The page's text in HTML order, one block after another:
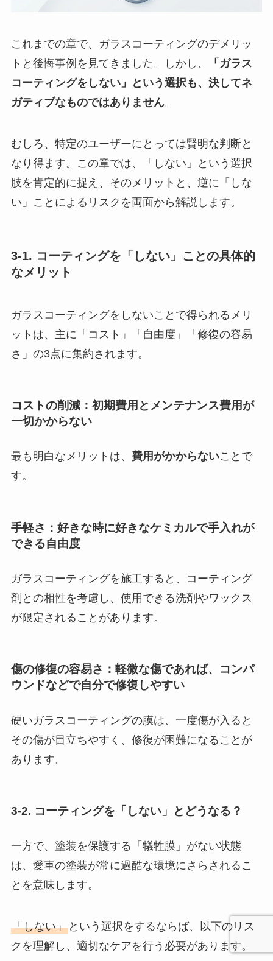
これまでの章で、ガラスコーティングのデメリッ
トと後悔事例を見てきました。しかし、
「ガラス
コーティングをしない」という選択も、決してネ
ガティブなものではありません。
むしろ、特定のユーザーにとっては賢明な判断と
なり得ます。この章では、「しない」という選択
肢を肯定的に捉え、そのメリットと、逆に「しな
い」ことによるリスクを両面から解説します。
3-1. コーティングを「しない」ことの具体的
なメリット
ガラスコーティングをしないことで得られるメリ
ットは、主に「コスト」「自由度」「修復の容易
さ」の3点に集約されます。
コストの削減：初期費用とメンテナンス費用が
一切かからない
最も明白なメリットは、 費用がかからないことで
す。
手軽さ：好きな時に好きなケミカルで手入れが
できる自由度
ガラスコーティングを施工すると、コーティング
剤との相性を考慮し、使用できる洗剤やワックス
が限定されることがあります。
傷の修復の容易さ：軽微な傷であれば、コンパ
ウンドなどで自分で修復しやすい
硬いガラスコーティングの膜は、一度傷が入ると
その傷が目立ちやすく、修復が困難になることが
あります。
3-2. コーティングを「しない」とどうなる？
一方で、塗装を保護する「犠牲膜」がない状態
は、愛車の塗装が常に過酷な環境にさらされるこ
とを意味します。
「しない」という選択をするならば、以下のリス
クを理解し、適切なケアを行う必要があります。